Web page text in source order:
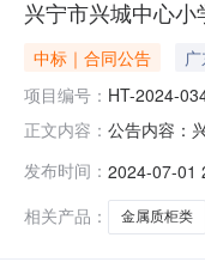
兴宁市兴城中心
中标｜合同公告
项目编号： HT-2024-
正文内容： 公告内容：
市兴城中心
发布时间： 2024-07-01
相关产品：
金属质柜类